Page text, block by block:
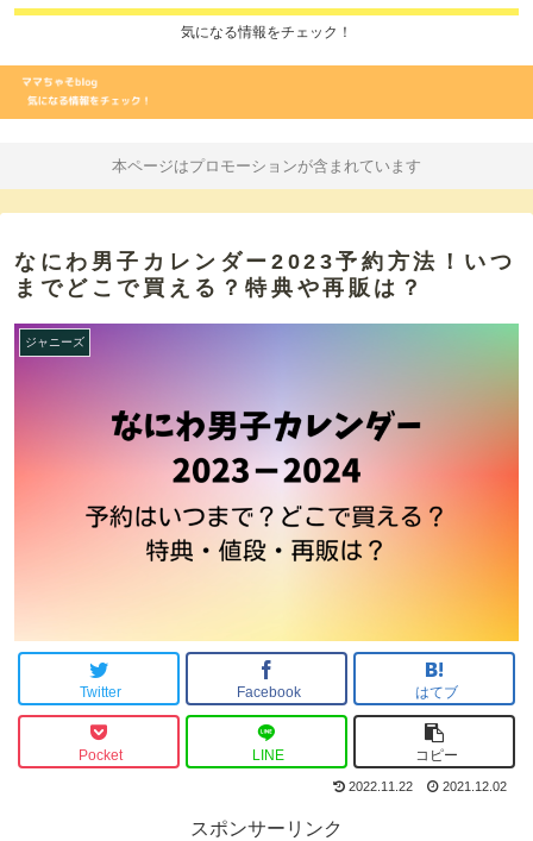
気になる情報をチェック！
本ページはプロモーションが含まれています
なにわ男子カレンダー2023予約方法！いつ
までどこで買える？特典や再販は？
ジャニーズ
Twitter Facebook はてブ
Pocket LINE コピー
2022.11.22 2021.12.02
スポンサーリンク